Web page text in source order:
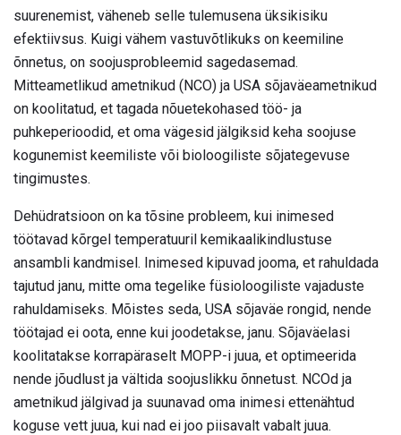
suurenemist, väheneb selle tulemusena üksikisiku
efektiivsus. Kuigi vähem vastuvõtlikuks on keemiline
õnnetus, on soojusprobleemid sagedasemad.
Mitteametlikud ametnikud (NCO) ja USA sõjaväeametnikud
on koolitatud, et tagada nõuetekohased töö- ja
puhkeperioodid, et oma vägesid jälgiksid keha soojuse
kogunemist keemiliste või bioloogiliste sõjategevuse
tingimustes.
Dehüdratsioon on ka tõsine probleem, kui inimesed
töötavad kõrgel temperatuuril kemikaalikindlustuse
ansambli kandmisel. Inimesed kipuvad jooma, et rahuldada
tajutud janu, mitte oma tegelike füsioloogiliste vajaduste
rahuldamiseks. Mõistes seda, USA sõjaväe rongid, nende
töötajad ei oota, enne kui joodetakse, janu. Sõjaväelasi
koolitatakse korrapäraselt MOPP-i juua, et optimeerida
nende jõudlust ja vältida soojuslikku õnnetust. NCOd ja
ametnikud jälgivad ja suunavad oma inimesi ettenähtud
koguse vett juua, kui nad ei joo piisavalt vabalt juua.